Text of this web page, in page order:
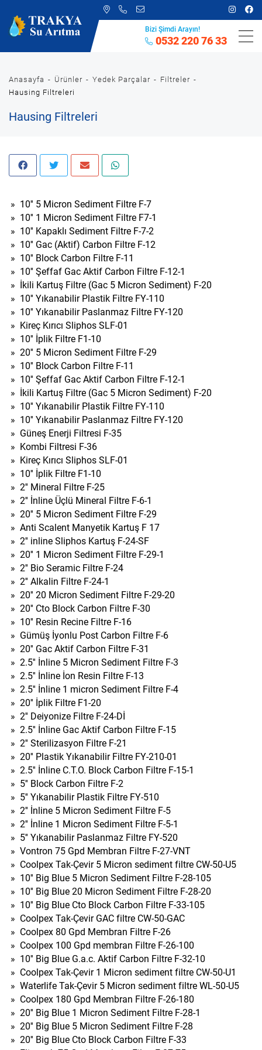
Bizi Şimdi Arayın!
0532 220 76 33
Anasayfa Ürünler Yedek Parçalar
Filtreler
Hausing Filtreleri
Hausing Filtreleri
» 10'' 5 Micron Sediment Filtre F-7
» 10'' 1 Micron Sediment Filtre F7-1
» 10'' Kapaklı Sediment Filtre F-7-2
» 10'' Gac (Aktif) Carbon Filtre F-12
» 10'' Block Carbon Filtre F-11
» 10'' Şeffaf Gac Aktif Carbon Filtre F-12-1
» İkili Kartuş Filtre (Gac 5 Micron Sediment) F-20
» 10'' Yıkanabilir Plastik Filtre FY-110
» 10'' Yıkanabilir Paslanmaz Filtre FY-120
» Kireç Kırıcı Sliphos SLF-01
» 10'' İplik Filtre F1-10
» 20'' 5 Micron Sediment Filtre F-29
» 10'' Block Carbon Filtre F-11
» 10'' Şeffaf Gac Aktif Carbon Filtre F-12-1
» İkili Kartuş Filtre (Gac 5 Micron Sediment) F-20
» 10'' Yıkanabilir Plastik Filtre FY-110
» 10'' Yıkanabilir Paslanmaz Filtre FY-120
» Güneş Enerji Filtresi F-35
» Kombi Filtresi F-36
» Kireç Kırıcı Sliphos SLF-01
» 10'' İplik Filtre F1-10
» 2'' Mineral Filtre F-25
» 2'' İnline Üçlü Mineral Filtre F-6-1
» 20'' 5 Micron Sediment Filtre F-29
» Anti Scalent Manyetik Kartuş F 17
» 2'' inline Sliphos Kartuş F-24-SF
» 20'' 1 Micron Sediment Filtre F-29-1
» 2'' Bio Seramic Filtre F-24
» 2'' Alkalin Filtre F-24-1
» 20'' 20 Micron Sediment Filtre F-29-20
» 20'' Cto Block Carbon Filtre F-30
» 10'' Resin Recine Filtre F-16
» Gümüş İyonlu Post Carbon Filtre F-6
» 20'' Gac Aktif Carbon Filtre F-31
» 2.5'' İnline 5 Micron Sediment Filtre F-3
» 2.5'' İnline İon Resin Filtre F-13
» 2.5'' İnline 1 micron Sediment Filtre F-4
» 20'' İplik Filtre F1-20
» 2'' Deiyonize Filtre F-24-Dİ
» 2.5'' İnline Gac Aktif Carbon Filtre F-15
» 2'' Sterilizasyon Filtre F-21
» 20'' Plastik Yıkanabilir Filtre FY-210-01
» 2.5'' İnline C.T.O. Block Carbon Filtre F-15-1
» 5'' Block Carbon Filtre F-2
» 5'' Yıkanabilir Plastik Filtre FY-510
» 2'' İnline 5 Micron Sediment Filtre F-5
» 2'' İnline 1 Micron Sediment Filtre F-5-1
» 5'' Yıkanabilir Paslanmaz Filtre FY-520
» Vontron 75 Gpd Membran Filtre F-27-VNT
» Coolpex Tak-Çevir 5 Micron sediment filtre CW-50-U5
» 10'' Big Blue 5 Micron Sediment Filtre F-28-105
» 10'' Big Blue 20 Micron Sediment Filtre F-28-20
» 10'' Big Blue Cto Block Carbon Filtre F-33-105
» Coolpex Tak-Çevir GAC filtre CW-50-GAC
» Coolpex 80 Gpd Membran Filtre F-26
» Coolpex 100 Gpd membran Filtre F-26-100
» 10'' Big Blue G.a.c. Aktif Carbon Filtre F-32-10
» Coolpex Tak-Çevir 1 Micron sediment filtre CW-50-U1
» Waterlife Tak-Çevir 5 Micron sediment filtre WL-50-U5
» Coolpex 180 Gpd Membran Filtre F-26-180
» 20'' Big Blue 1 Micron Sediment Filtre F-28-1
» 20'' Big Blue 5 Micron Sediment Filtre F-28
» 20'' Big Blue Cto Block Carbon Filtre F-33